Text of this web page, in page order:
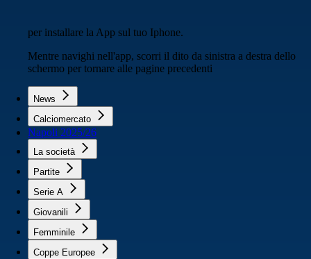
per installare la App sul tuo Iphone.
Mentre navighi nell'app, scorri il dito da sinistra a destra dello
schermo per tornare alle pagine precedenti
News
Calciomercato
Napoli 2025/26
La società
Partite
Serie A
Giovanili
Femminile
Coppe Europee